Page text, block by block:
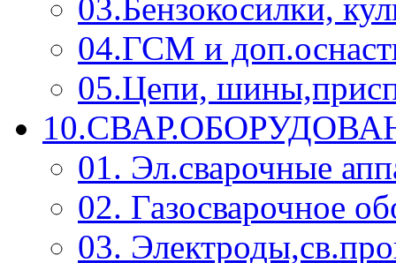
03.Бензокосилки,
04.ГСМ и
05.Цепи,
01. Эл.сварочные
02. Газосварочное
03.